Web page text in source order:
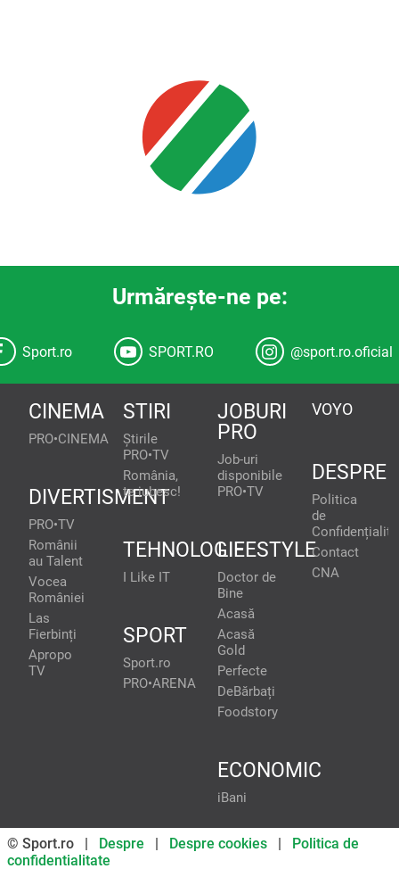
Urmăreşte-ne pe:
Sport.ro SPORT.RO @sport.ro.oficial
CINEMA
PRO•CINEMA
DIVERTISMENT
PRO•TV
Românii
au Talent
Vocea
României
Las
Fierbinți
Apropo
TV
STIRI
Știrile
PRO•TV
România,
te iubesc!
TEHNOLOGIE
I Like IT
SPORT
Sport.ro
PRO•ARENA
JOBURI
PRO
Job-uri
disponibile
PRO•TV
LIFESTYLE
Doctor de
Bine
Acasă
Acasă
Gold
Perfecte
DeBărbați
Foodstory
ECONOMIC
iBani
VOYO
DESPRE
Politica
de
Contact
CNA
© Sport.ro | Despre Despre cookies
Politica de
confidentialitate